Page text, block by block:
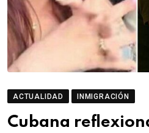
ACTUALIDAD INMIGRACIÓN
Cubana